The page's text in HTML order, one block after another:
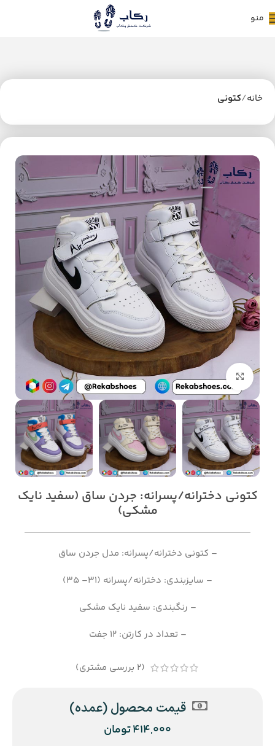
منو
خانه کتونی
کتونی دخترانه/پسرانه: جردن ساق (سفید نایک
مشکی)
– کتونی دخترانه/پسرانه: مدل جردن ساق
– سایزبندی: دخترانه/پسرانه (31– 35)
– رنگبندی: سفید نایک مشکی
– تعداد در کارتن: 12 جفت
(
2 بررسی مشتری)
قیمت محصول (عمده)
414,000تومان
بزرگنمایی تصویر